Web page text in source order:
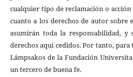
cualquier tipo de reclamación o
cuanto a los derechos de autor sobre
asumirán toda la responsabilidad, y
derechos aquí cedidos. Por tanto,
Lámpsakos de la Fundación
un tercero de buena fe.